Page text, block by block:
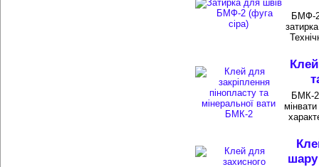
БМФ-2
БМК-2